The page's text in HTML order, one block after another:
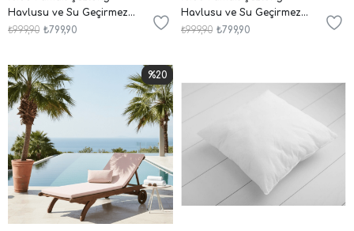
Havlusu ve Su Geçirmez
Islak Kuru Mayo Çantası
₺799,90
₺999,90
Havlusu ve Su Geçirmez
Islak Kuru Mayo Çantası
₺799,90
₺999,90
%20